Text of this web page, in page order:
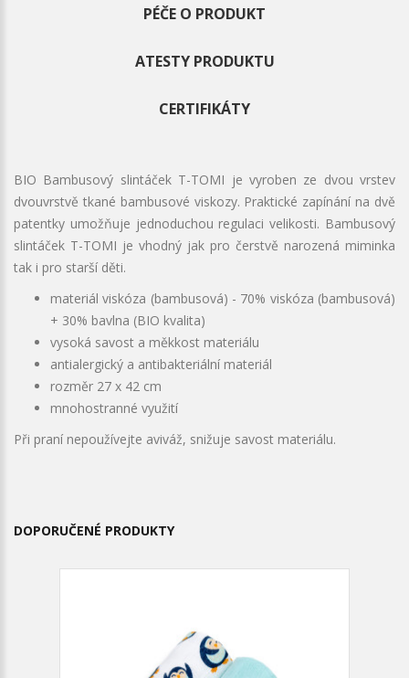
PÉČE O PRODUKT
ATESTY PRODUKTU
CERTIFIKÁTY
BIO Bambusový slintáček T-TOMI je vyroben ze dvou vrstev
dvouvrstvě tkané bambusové viskozy. Praktické zapínání na dvě
patentky umožňuje jednoduchou regulaci velikosti. Bambusový
slintáček T-TOMI je vhodný jak pro čerstvě narozená miminka
tak i pro starší děti.
materiál viskóza (bambusová) - 70% viskóza (bambusová)
+ 30% bavlna (BIO kvalita)
vysoká savost a měkkost materiálu
antialergický a antibakteriální materiál
rozměr 27 x 42 cm
mnohostranné využití
Při praní nepoužívejte aviváž, snižuje savost materiálu.
DOPORUČENÉ PRODUKTY